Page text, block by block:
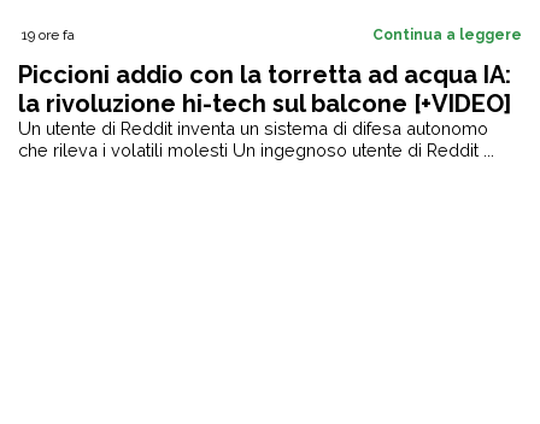
19 ore fa Continua a leggere
Piccioni addio con la torretta ad acqua IA:
la rivoluzione hi-tech sul balcone [+VIDEO]
Un utente di Reddit inventa un sistema di difesa autonomo
che rileva i volatili molesti Un ingegnoso utente di Reddit ...